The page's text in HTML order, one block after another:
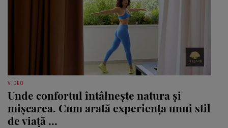
VIDEO
Unde confortul întâlnește natura și
mișcarea. Cum arată experiența unui stil
de viață ...